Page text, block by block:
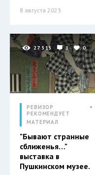
8 августа 2023
27 515 1 0
РЕВИЗОР
РЕКОМЕНДУЕТ
МАТЕРИАЛ
"Бывают странные
сближенья…"
выставка в
Пушкинском музее.